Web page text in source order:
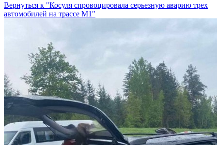
Вернуться к "Косуля спровоцировала серьезную аварию трех
автомобилей на трассе М1"